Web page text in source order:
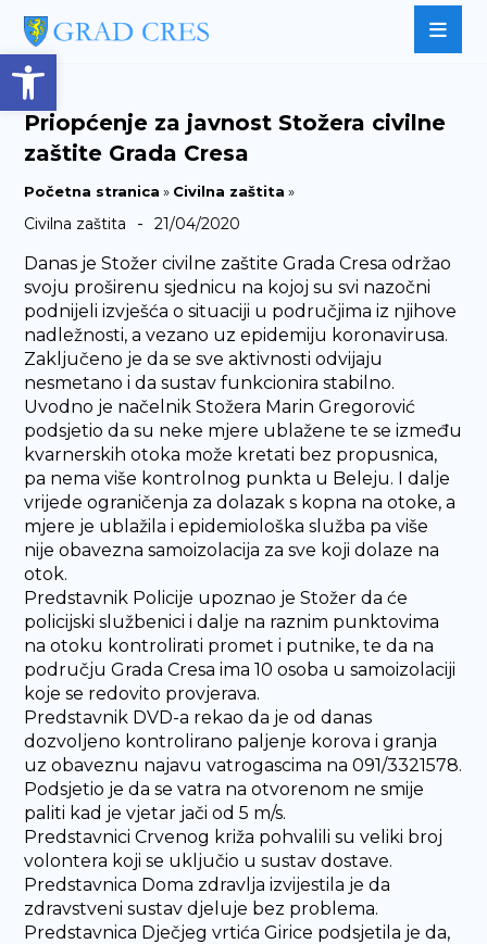
Open toolbar
Priopćenje za javnost Stožera civilne
zaštite Grada Cresa
Početna stranica » Civilna zaštita »
Civilna zaštita - 21/04/2020
Danas je Stožer civilne zaštite Grada Cresa održao
svoju proširenu sjednicu na kojoj su svi nazočni
podnijeli izvješća o situaciji u područjima iz njihove
nadležnosti, a vezano uz epidemiju koronavirusa.
Zaključeno je da se sve aktivnosti odvijaju
nesmetano i da sustav funkcionira stabilno.
Uvodno je načelnik Stožera Marin Gregorović
podsjetio da su neke mjere ublažene te se između
kvarnerskih otoka može kretati bez propusnica,
pa nema više kontrolnog punkta u Beleju. I dalje
vrijede ograničenja za dolazak s kopna na otoke, a
mjere je ublažila i epidemiološka služba pa više
nije obavezna samoizolacija za sve koji dolaze na
otok.
Predstavnik Policije upoznao je Stožer da će
policijski službenici i dalje na raznim punktovima
na otoku kontrolirati promet i putnike, te da na
području Grada Cresa ima 10 osoba u samoizolaciji
koje se redovito provjerava.
Predstavnik DVD-a rekao da je od danas
dozvoljeno kontrolirano paljenje korova i granja
uz obaveznu najavu vatrogascima na 091/3321578.
Podsjetio je da se vatra na otvorenom ne smije
paliti kad je vjetar jači od 5 m/s.
Predstavnici Crvenog križa pohvalili su veliki broj
volontera koji se uključio u sustav dostave.
Predstavnica Doma zdravlja izvijestila je da
zdravstveni sustav djeluje bez problema.
Predstavnica Dječjeg vrtića Girice podsjetila je da,